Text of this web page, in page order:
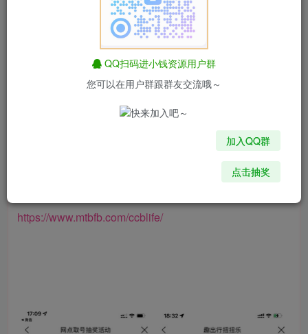
https://event.ccbft.com/ccbact/m312/WANGDIANQHHD
20240426-act.html
https://event.ccbft.com/ccbact/m360/AP0102024012204
https://www.mtbfb.com/ccblife/
QQ扫码进小钱资源用户群
您可以在用户群跟群友交流哦～
加入QQ群
点击抽奖